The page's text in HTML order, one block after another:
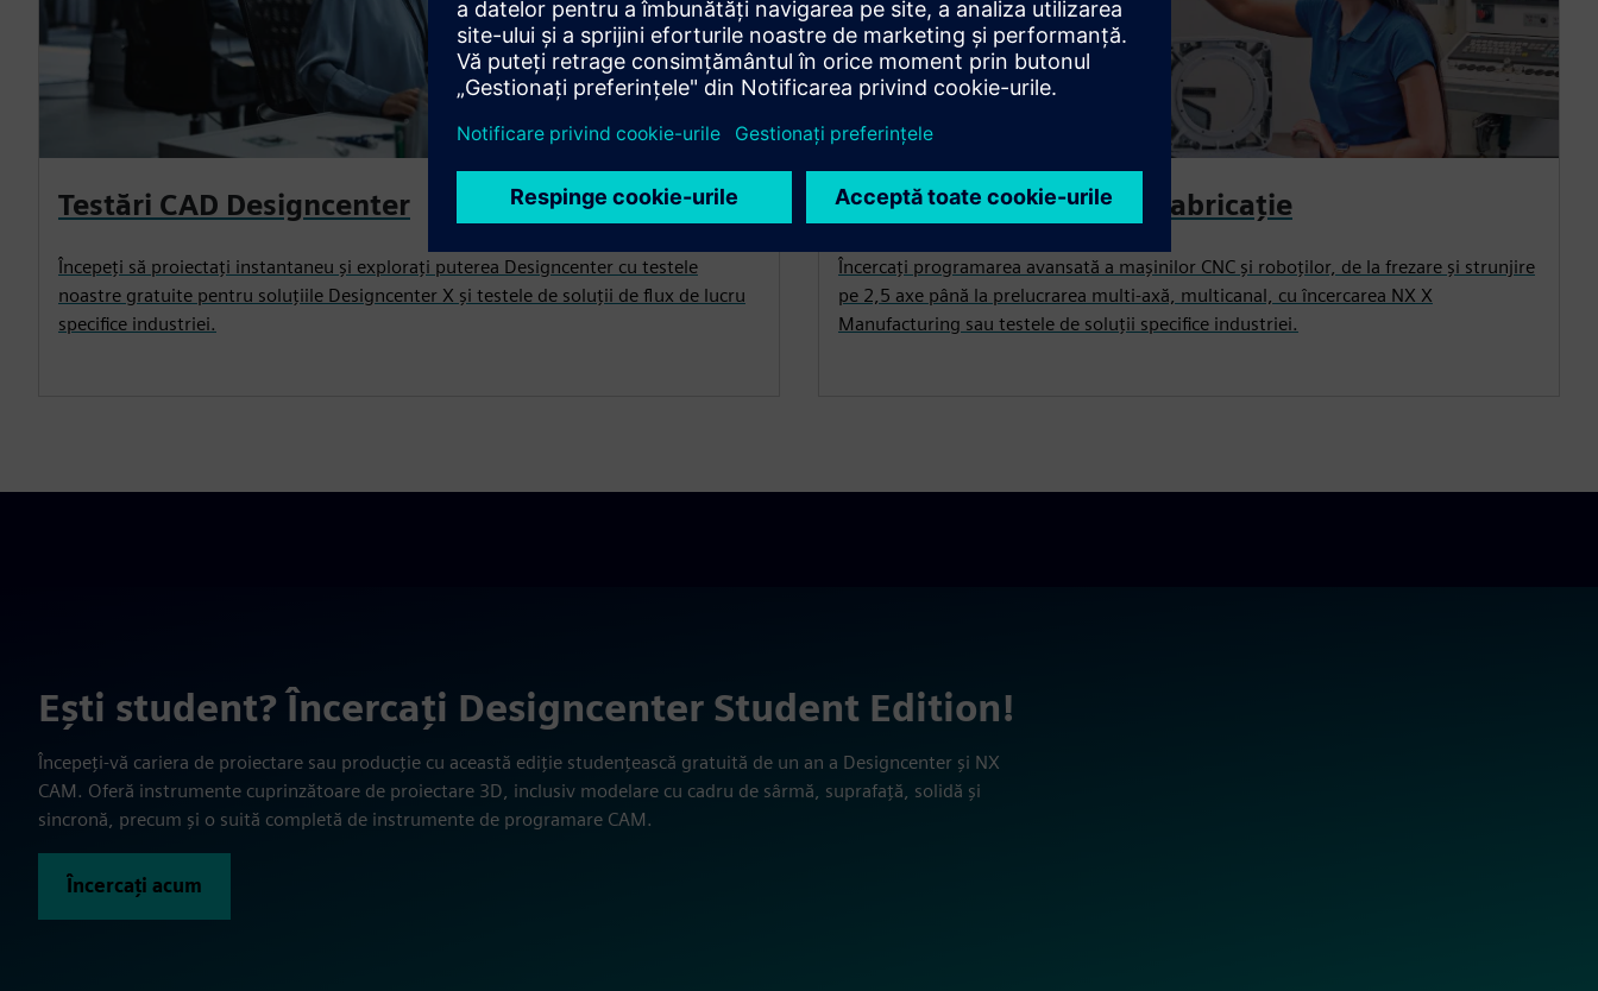
Testări CAD Designcenter
Începeți să proiectați instantaneu și explorați puterea Designcenter cu testele
noastre gratuite pentru soluțiile Designcenter X și testele de soluții de flux de lucru
specifice industriei.
NX pentru încercări de fabricație
Încercați programarea avansată a mașinilor CNC și roboților, de la frezare și strunjire
pe 2,5 axe până la prelucrarea multi-axă, multicanal, cu încercarea NX X
Manufacturing sau testele de soluții specifice industriei.
Ești student? Încercați Designcenter Student Edition!
Începeți-vă cariera de proiectare sau producție cu această ediție studențească gratuită de un an a Designcenter și NX
CAM. Oferă instrumente cuprinzătoare de proiectare 3D, inclusiv modelare cu cadru de sârmă, suprafață, solidă și
sincronă, precum și o suită completă de instrumente de programare CAM.
Încercați acum